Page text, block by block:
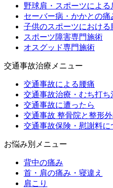
野球肩・スポーツによる
セーバー病・かかとの痛
子供のスポーツにおける
スポーツ障害専門施術
オスグッド専門施術
交通事故治療メニュー
交通事故による腰痛
交通事故治療・むち打ち
交通事故に遭ったら
交通事故 整骨院と整形
交通事故保険・慰謝料に
お悩み別メニュー
背中の痛み
首・肩の痛み・寝違え
肩こり